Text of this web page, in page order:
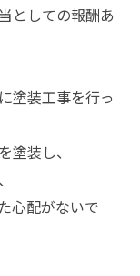
としての報酬あ
塗装工事を行っ
塗装し、
心配がないで